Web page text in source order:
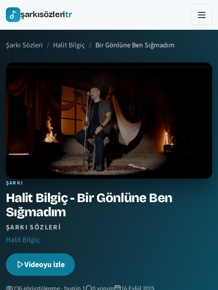
şarkısözleritr
Şarkı Sözleri Halit Bilgiç Bir Gönlüne Ben Sığmadım
ŞARKI
Halit Bilgiç - Bir Gönlüne Ben
Sığmadım
ŞARKI SÖZLERI
Halit Bilgiç
Videoyu izle